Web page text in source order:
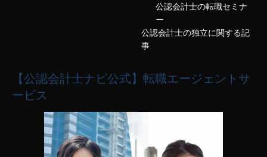
公認会計士の転職セミナ
ー
公認会計士の独立に関する記
事
【公認会計士ナビ公式】転職エージェントサ
ービス